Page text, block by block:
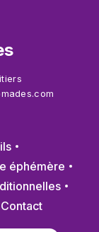
éphémère
Contact